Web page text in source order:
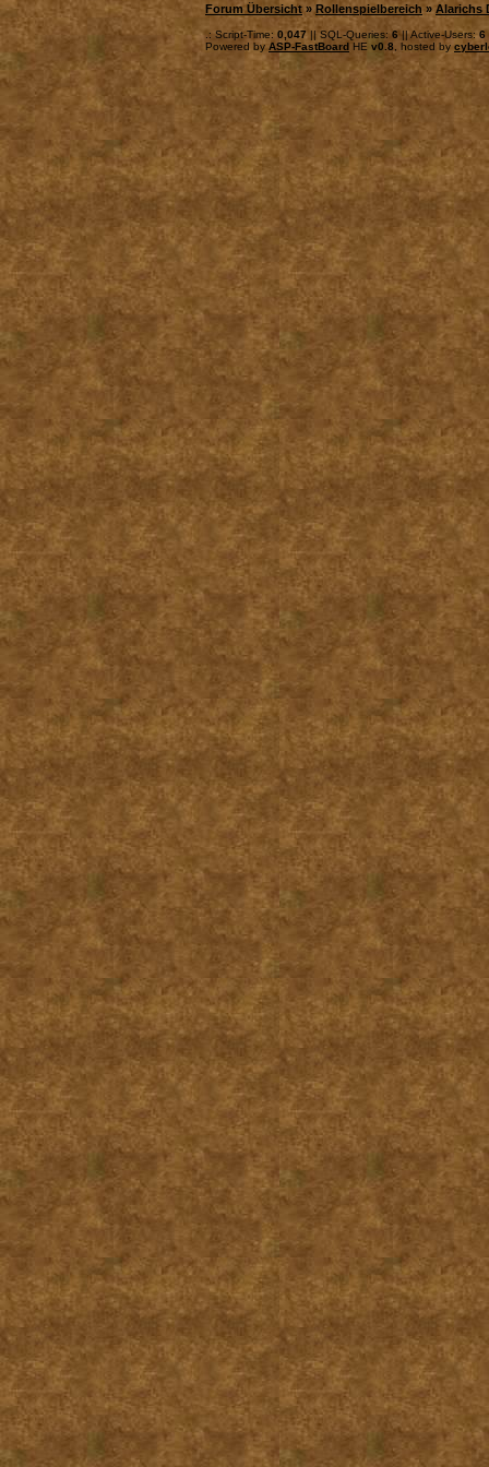
Forum Übersicht » Rollenspielbereich » Alarichs
.: Script-Time: 0,047|| SQL-Queries: 6 || Active-Users:6
Powered by ASP-FastBoard HE v0.8 , hosted by